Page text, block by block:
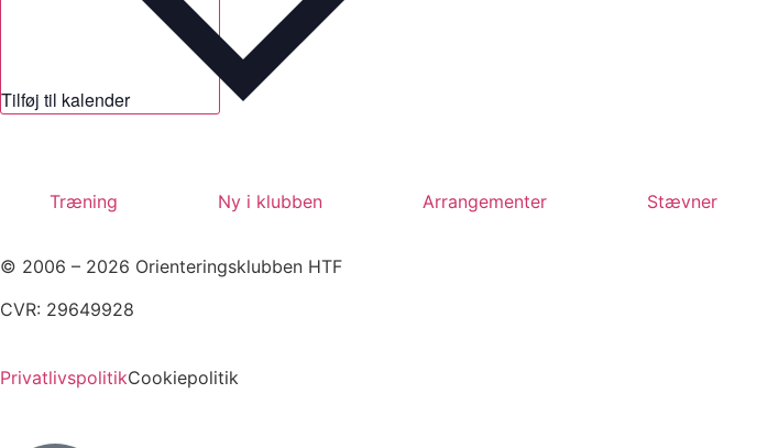
Tilføj til kalender
Træning Ny i klubben Arrangementer Stævner
© 2006 – 2026 Orienteringsklubben HTF
CVR: 29649928
PrivatlivspolitikCookiepolitik